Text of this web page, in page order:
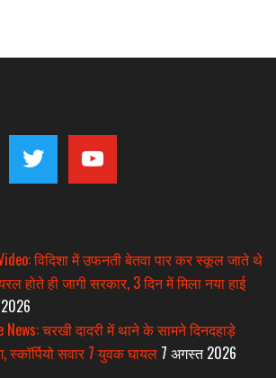
twitter youtube
विदिशा में उफनती बेतवा पार कर स्कूल जाते थे
होते ही जागी सरकार, 3 दिन में मिला नया हाई
News: चरखी दादरी में थाने के सामने दिनदहाड़े
स्कॉर्पियो सवार 7 युवक घायल 7 अगस्त 2026